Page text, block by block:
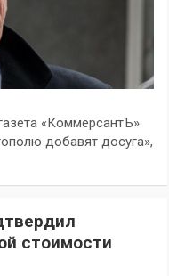
«КоммерсантЪ»
добавят досуга»,
стоимости